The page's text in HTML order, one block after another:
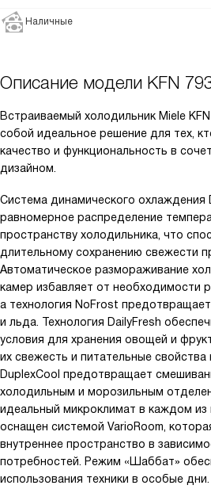
Наличные
Описание модели KFN
Встраиваемый холодильник Miele
собой идеальное решение для тех,
качество и функциональность в
дизайном.
Система динамического охлаждения
равномерное распределение
пространству холодильника, что
длительному сохранению свежести
Автоматическое размораживание
камер избавляет от необходимости
а технология NoFrost
и льда. Технология DailyFresh
условия для хранения овощей и
их свежесть и питательные свойства
DuplexCool предотвращает
холодильным и морозильным
идеальный микроклимат в каждом из
оснащен системой VarioRoom,
внутреннее пространство в
потребностей. Режим «Шаббат»
использования техники в особые